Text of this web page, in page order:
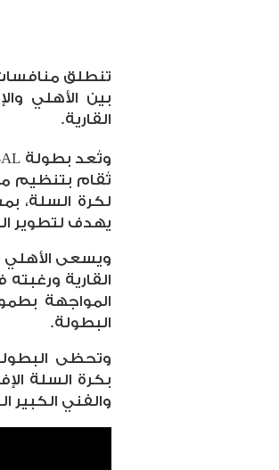
تنطلق
بين الأهلي
القارية.
وتُعد بطولة
تُقام بتنظيم
لكرة السلة،
يهدف لتطوير
ويسعى الأهلي
القارية
المواجهة
البطولة.
وتحظى
بكرة السلة
والفني الكبير